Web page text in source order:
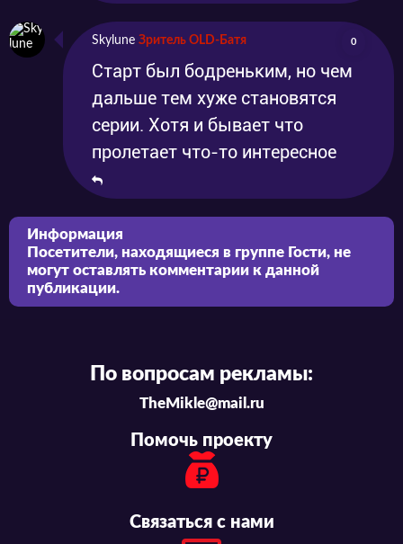
Skylune Зритель OLD-Батя 0
Старт был бодреньким, но чем
дальше тем хуже становятся
серии. Хотя и бывает что
пролетает что-то интересное
Информация
Посетители, находящиеся в группе Гости, не
могут оставлять комментарии к данной
публикации.
По вопросам рекламы:
TheMikle@mail.ru
Помочь проекту
Связаться с нами